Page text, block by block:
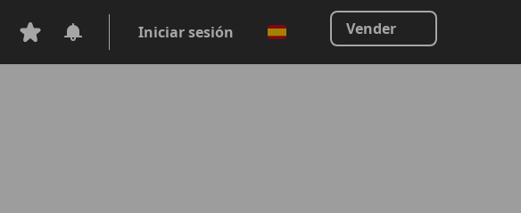
Iniciar sesión Vender